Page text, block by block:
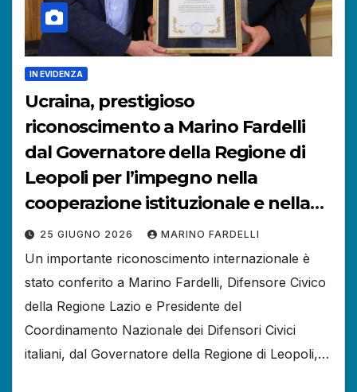
IN EVIDENZA
Ucraina, prestigioso
riconoscimento a Marino Fardelli
dal Governatore della Regione di
Leopoli per l’impegno nella
cooperazione istituzionale e nella
tutela dei diritti.
25 GIUGNO 2026 MARINO FARDELLI
Un importante riconoscimento internazionale è
stato conferito a Marino Fardelli, Difensore Civico
della Regione Lazio e Presidente del
Coordinamento Nazionale dei Difensori Civici
italiani, dal Governatore della Regione di Leopoli,…